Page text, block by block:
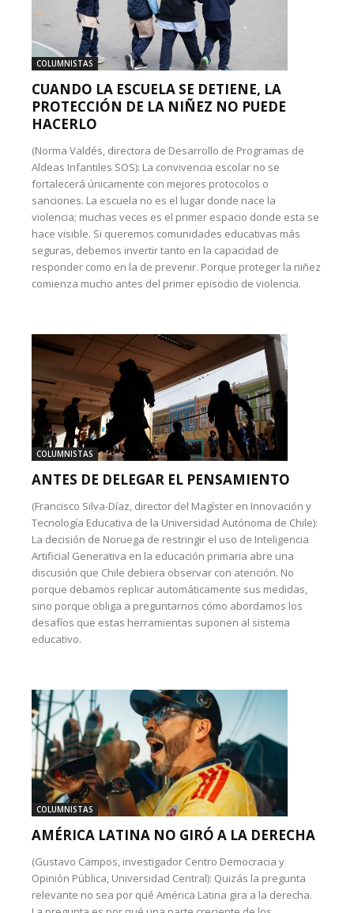
COLUMNISTAS
CUANDO LA ESCUELA SE DETIENE, LA
PROTECCIÓN DE LA NIÑEZ NO PUEDE
HACERLO
(Norma Valdés, directora de Desarrollo de Programas de
Aldeas Infantiles SOS): La convivencia escolar no se
fortalecerá únicamente con mejores protocolos o
sanciones. La escuela no es el lugar donde nace la
violencia; muchas veces es el primer espacio donde esta se
hace visible. Si queremos comunidades educativas más
seguras, debemos invertir tanto en la capacidad de
responder como en la de prevenir. Porque proteger la niñez
comienza mucho antes del primer episodio de violencia.
COLUMNISTAS
ANTES DE DELEGAR EL PENSAMIENTO
(Francisco Silva-Díaz, director del Magíster en Innovación y
Tecnología Educativa de la Universidad Autónoma de Chile):
La decisión de Noruega de restringir el uso de Inteligencia
Artificial Generativa en la educación primaria abre una
discusión que Chile debiera observar con atención. No
porque debamos replicar automáticamente sus medidas,
sino porque obliga a preguntarnos cómo abordamos los
desafíos que estas herramientas suponen al sistema
educativo.
COLUMNISTAS
AMÉRICA LATINA NO GIRÓ A LA DERECHA
(Gustavo Campos, investigador Centro Democracia y
Opinión Pública, Universidad Central): Quizás la pregunta
relevante no sea por qué América Latina gira a la derecha.